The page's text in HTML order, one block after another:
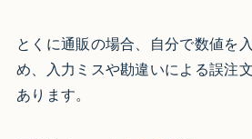
とくに通販の場合、自分で数値を
め、入力ミスや勘違いによる誤注
あります。